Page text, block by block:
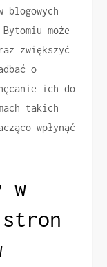
blogowych
może
zwiększyć
o
ich do
takich
wpłynąć
w
stron